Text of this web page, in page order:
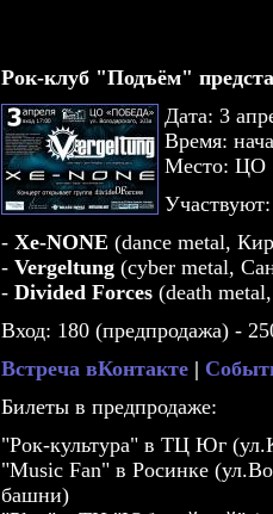
Рок-клуб "Подъём"
Дата: 3
Время:
Место: ЦО
Участвуют:
- Xe-NONE (dance metal,
- Vergeltung (cyber metal,
- Divided Forces (death
Вход: 180 (предпродажа) -
Встреча вКонтакте |
Билеты в предпродаже:
"Рок-культура" в ТЦ Юг
"Music Fan" в Росинке
башни)